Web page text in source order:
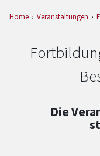
Home Veranstaltungen
Die